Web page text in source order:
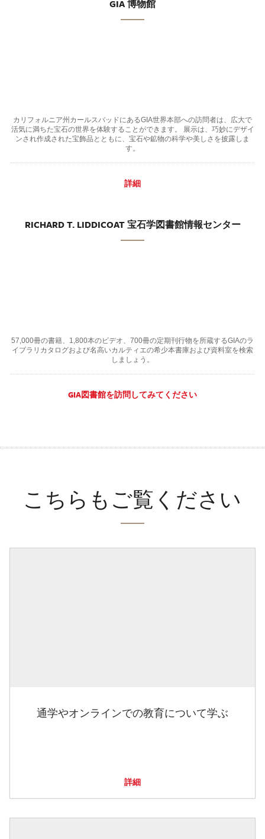
GIA 博物館
カリフォルニア州カールスバッドにあるGIA世界本部への訪問者は、広大で
活気に満ちた宝石の世界を体験することができます。 展示は、巧妙にデザイ
ンされ作成された宝飾品とともに、宝石や鉱物の科学や美しさを披露しま
す。
詳細
RICHARD T. LIDDICOAT 宝石学図書館情報センター
57,000冊の書籍、1,800本のビデオ、700冊の定期刊行物を所蔵するGIAのラ
イブラリカタログおよび名高いカルティエの希少本書庫および資料室を検索
しましょう。
GIA図書館を訪問してみてください
こちらもご覧ください
通学やオンラインでの教育について学ぶ
詳細